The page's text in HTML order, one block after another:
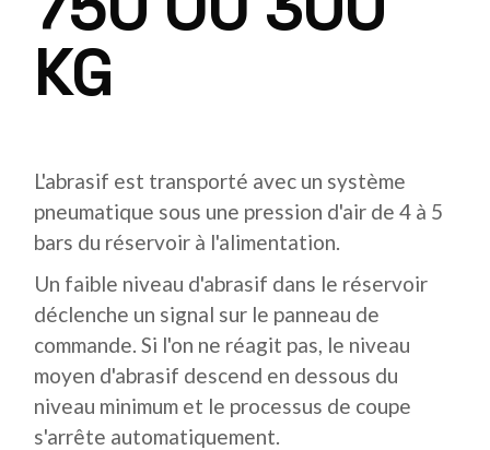
KG
L'abrasif est transporté avec un système
pneumatique sous une pression d'air de 4 à 5
bars du réservoir à l'alimentation.
Un faible niveau d'abrasif dans le réservoir
déclenche un signal sur le panneau de
commande. Si l'on ne réagit pas, le niveau
moyen d'abrasif descend en dessous du
niveau minimum et le processus de coupe
s'arrête automatiquement.